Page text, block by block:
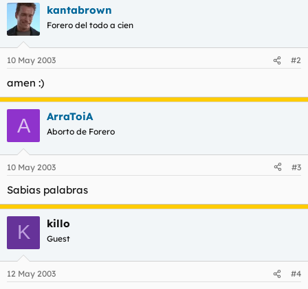
kantabrown
Forero del todo a cien
10 May 2003 #2
amen :)
A ArraToiA
Aborto de Forero
10 May 2003 #3
Sabias palabras
K killo
Guest
12 May 2003 #4